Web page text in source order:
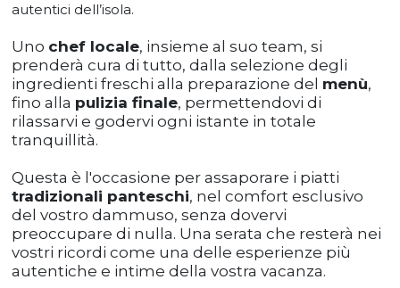
autentici dell’isola.
Uno chef locale, insieme al suo team, si
prenderà cura di tutto, dalla selezione degli
ingredienti freschi alla preparazione del menù,
fino alla pulizia finale, permettendovi di
rilassarvi e godervi ogni istante in totale
tranquillità.
Questa è l'occasione per assaporare i piatti
tradizionali panteschi, nel comfort esclusivo
del vostro dammuso, senza dovervi
preoccupare di nulla. Una serata che resterà nei
vostri ricordi come una delle esperienze più
autentiche e intime della vostra vacanza.